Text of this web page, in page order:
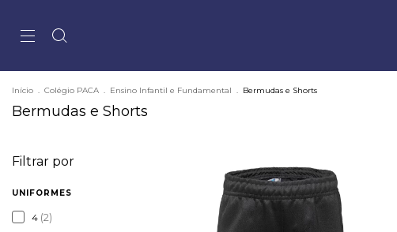
Início . Colégio PACA . Ensino Infantil e Fundamental . Bermudas e Shorts
Bermudas e Shorts
Filtrar por
UNIFORMES
4 (2)